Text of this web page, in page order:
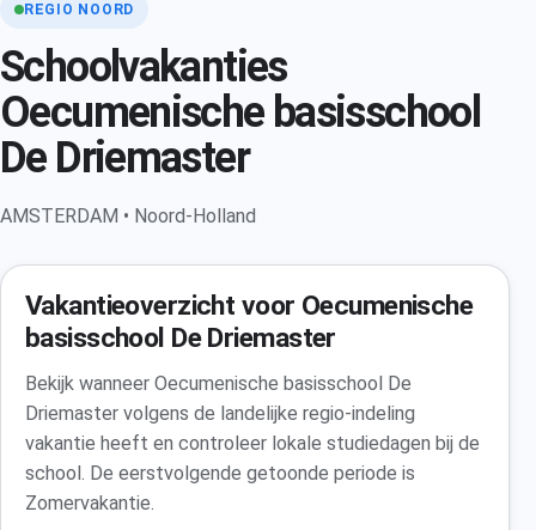
REGIO NOORD
Schoolvakanties
Oecumenische basisschool
De Driemaster
AMSTERDAM • Noord-Holland
Vakantieoverzicht voor Oecumenische
basisschool De Driemaster
Bekijk wanneer Oecumenische basisschool De
Driemaster volgens de landelijke regio-indeling
vakantie heeft en controleer lokale studiedagen bij de
school. De eerstvolgende getoonde periode is
Zomervakantie.